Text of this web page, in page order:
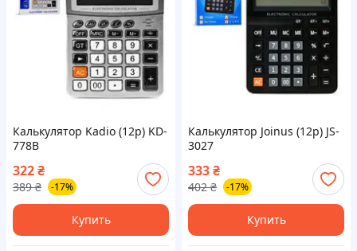
Калькулятор Kadio (12р) KD-
778B
322₴
389 ₴ -17%
Купить
Калькулятор Joinus (12р) JS-
3027
333₴
402 ₴ -17%
Купить